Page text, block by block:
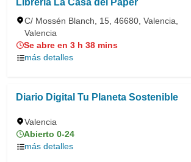
Libreria La Casa del Paper
C/ Mossén Blanch, 15, 46680, Valencia,
Valencia
Se abre en 3 h 38 mins
más detalles
Diario Digital Tu Planeta Sostenible
Valencia
Abierto 0-24
más detalles